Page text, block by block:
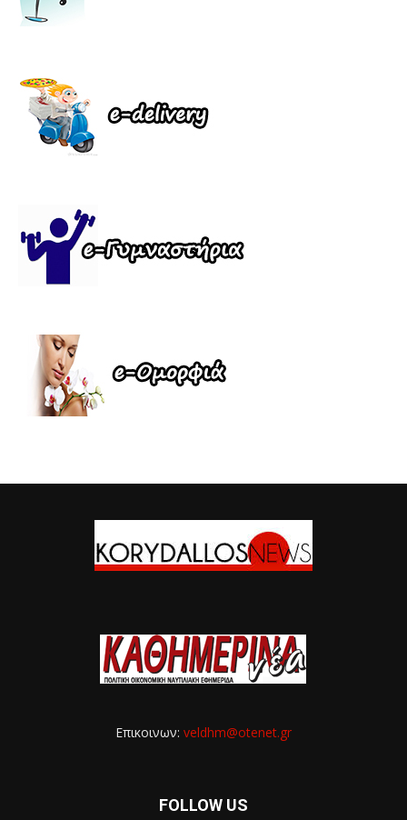
Επικοινων: veldhm@otenet.gr
FOLLOW US